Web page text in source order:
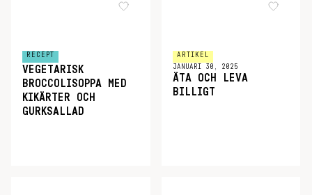
RECEPT
VEGETARISK
BROCCOLISOPPA MED
KIKÄRTER OCH
GURKSALLAD
ARTIKEL
JANUARI 30, 2025
ÄTA OCH LEVA
BILLIGT